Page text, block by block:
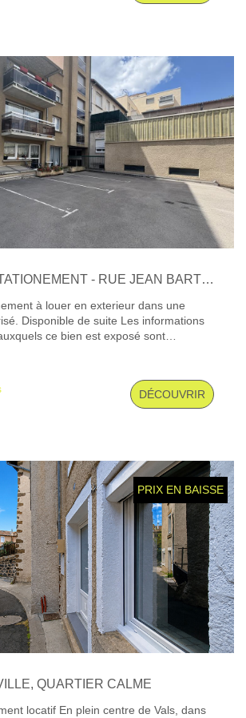
ce bien est exposé sont disponibles sur
PLACE DE STATIONEMENT - RUE JEAN BARTHÉLÉMY
à louer en exterieur dans une
ce bien est exposé sont
DÉCOUVRIR
PRIX EN BAISSE
QUARTIER CALME
locatif En plein centre de Vals, dans